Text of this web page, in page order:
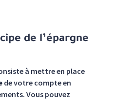
de l’épargne
à mettre en place
de votre compte en
Vous pouvez